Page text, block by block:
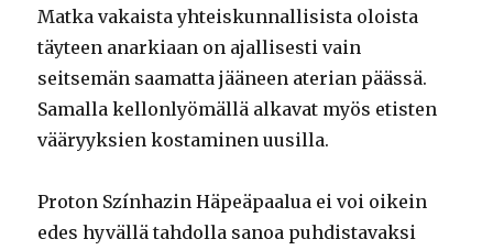
Matka vakaista yhteiskunnallisista oloista
täyteen anarkiaan on ajallisesti vain
seitsemän saamatta jääneen aterian päässä.
Samalla kellonlyömällä alkavat myös etisten
vääryyksien kostaminen uusilla.
Proton Színhazin Häpeäpaalua ei voi oikein
edes hyvällä tahdolla sanoa puhdistavaksi